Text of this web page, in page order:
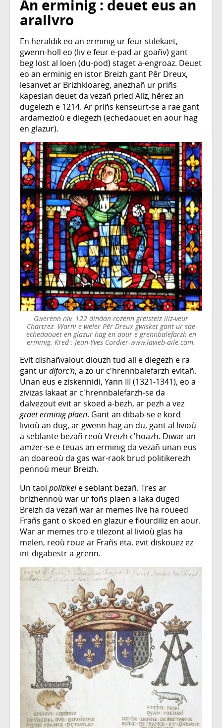
An erminig : deuet eus an
arallvro
En heraldik eo an erminig ur feur stilekaet,
gwenn-holl eo (liv e feur e-pad ar goañv) gant
beg lost al loen (du-pod) staget a-engroaz. Deuet
eo an erminig en istor Breizh gant Pêr Dreux,
lesanvet ar Brizhkloareg, anezhañ ur priñs
kapesian deuet da vezañ pried Aliz, hêrez an
dugelezh e 1214. Ar priñs kenseurt-se a rae gant
ardamezioù e diegezh (echedaouet en aour hag
en glazur).
Gwerenn niv. 122 dindan rozenn greisteiz iliz-veur
Chartrez. Warni e weler Pêr Dreux gwisket gant ur sae
echedaouet en glazur hag en aour e grennbalefarzh en
erminig. Kred : Jean-Yves Cordier-www.lavieb-aile.com.
Evit dishañvalout diouzh tud all e diegezh e ra
gant urdiforc'h, a zo ur c'hrennbalefarzh evitañ.
Unan eus e ziskennidi, Yann III (1321-1341), eo a
zivizas lakaat ar c'hrennbalefarzh-se da
dalvezout evit ar skoed a-bezh, ar pezh a vez
graet erminig plaen. Gant an dibab-se e kord
livioù an dug, ar gwenn hag an du, gant al livioù
a seblante bezañ reoù Vreizh c'hoazh. Diwar an
amzer-se e teuas an erminig da vezañ unan eus
an doareoù da gas war-raok brud politikerezh
pennoù meur Breizh.
Un taol politikele seblant bezañ. Tres ar
brizhennoù war ur foñs plaen a laka duged
Breizh da vezañ war ar memes live ha roueed
Frañs gant o skoed en glazur e flourdiliz en aour.
War ar memes tro e tilezont al livioù glas ha
melen, reoù roue ar Frañs eta, evit diskouez ez
int digabestr a-grenn.